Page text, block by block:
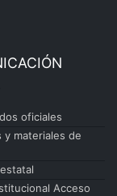
oficiales
y materiales de
Acceso